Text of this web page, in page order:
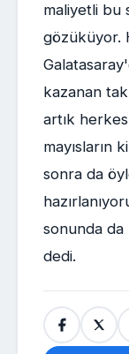
maliyetli bu
gözüküyor.
kazanan
artık
mayısların
sonra da
sonunda da
dedi.